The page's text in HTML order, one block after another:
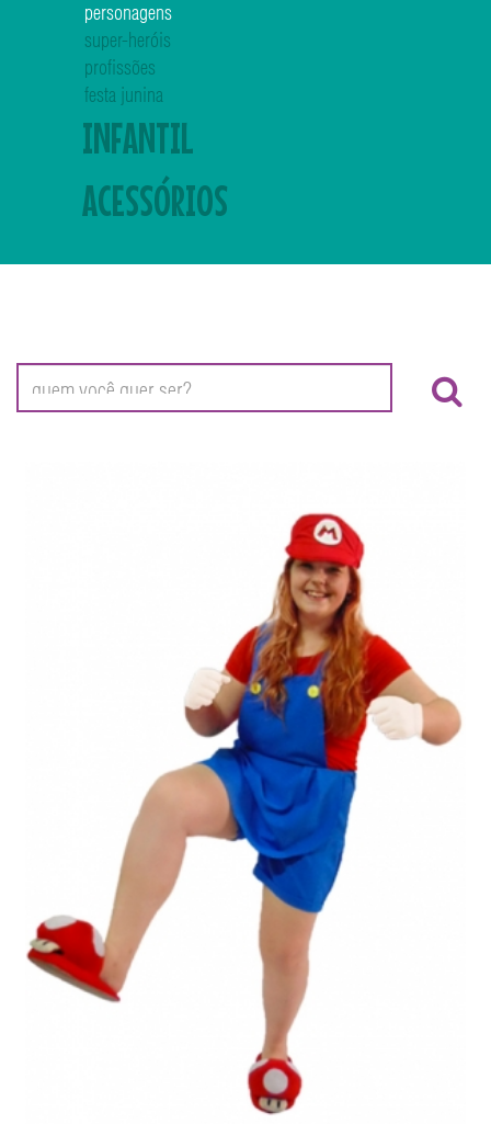
personagens
super-heróis
profissões
festa junina
INFANTIL
ACESSÓRIOS